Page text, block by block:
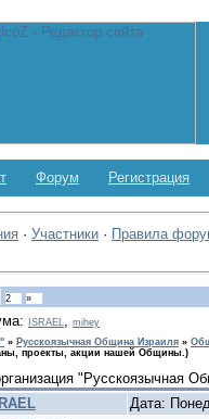
Форум Регистрация
· Участники · Правила
2 »
ISRAEL
mihey
» Русскоязычная Община Израиля »
проекты, акции нашей Общины.)
"Русскоязычная
Дата: